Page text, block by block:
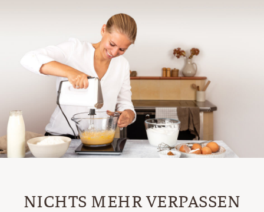
NICHTS MEHR VERPASSEN